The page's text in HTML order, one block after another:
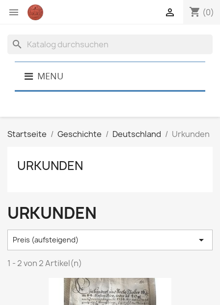
 shopping_cart (0)

search
MENU
Startseite Geschichte Deutschland Urkunden
URKUNDEN
URKUNDEN
Preis (aufsteigend) 
1 - 2 von 2 Artikel(n)